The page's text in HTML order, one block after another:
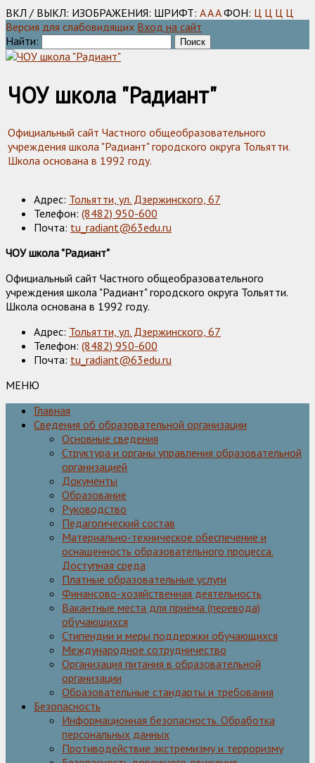
ВКЛ / ВЫКЛ: ИЗОБРАЖЕНИЯ: ШРИФТ: AAA ФОН: Ц Ц Ц Ц
Версия для слабовидящих Вход на сайт
Найти:
ЧОУ школа "Радиант"
Официальный сайт Частного общеобразовательного
учреждения школа "Радиант" городского округа Тольятти.
Школа основана в 1992 году.
Адрес: Тольятти, ул. Дзержинского, 67
Телефон: (8482) 950-600
Почта: tu_radiant@63edu.ru
ЧОУ школа "Радиант"
Официальный сайт Частного общеобразовательного
учреждения школа "Радиант" городского округа Тольятти.
Школа основана в 1992 году.
Адрес: Тольятти, ул. Дзержинского, 67
Телефон: (8482) 950-600
Почта: tu_radiant@63edu.ru
МЕНЮ
Главная
Сведения об образовательной организации
Основные сведения
Структура и органы управления образовательной
организацией
Документы
Образование
Руководство
Педагогический состав
Материально-техническое обеспечение и
оснащенность образовательного процесса.
Доступная среда
Платные образовательные услуги
Финансово-хозяйственная деятельность
Вакантные места для приёма (перевода)
обучающихся
Стипендии и меры поддержки обучающихся
Международное сотрудничество
Организация питания в образовательной
организации
Образовательные стандарты и требования
Безопасность
Информационная безопасность. Обработка
персональных данных
Противодействие экстремизму и терроризму